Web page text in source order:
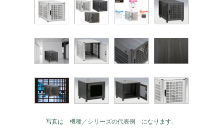
写真は 機種／シリーズの代表例 になります。